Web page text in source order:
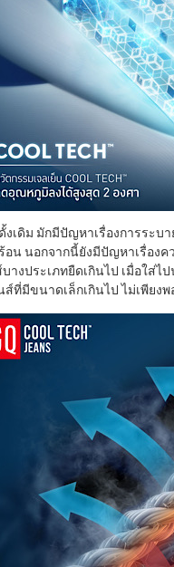
งเดิม มักมีปัญหาเรื่องการระ
น นอกจากนี้ยังมีปัญหาเรื่อง
างประเภทยืดเกินไป เมื่อใส่ไ
ส์ที่มีขนาดเล็กเกินไป ไม่เพียง